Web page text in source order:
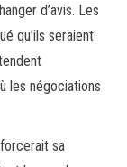
d’avis. Les
qu’ils seraient
les négociations
sa